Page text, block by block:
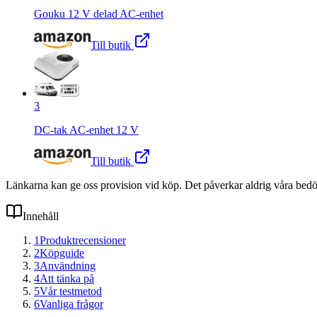
Gouku 12 V delad AC-enhet
Till butik
3
DC-tak AC-enhet 12 V
Till butik
Länkarna kan ge oss provision vid köp. Det påverkar aldrig våra
Innehåll
1Produktrecensioner
2Köpguide
3Användning
4Att tänka på
5Vår testmetod
6Vanliga frågor